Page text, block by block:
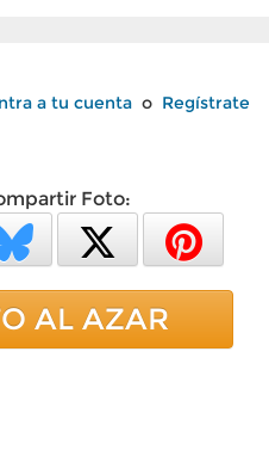
a tu cuenta o Regístrate
Foto:
AL AZAR